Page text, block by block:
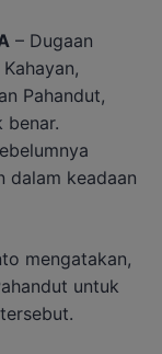
– Dugaan
Pahandut,
benar.
dalam keadaan
mengatakan,
untuk